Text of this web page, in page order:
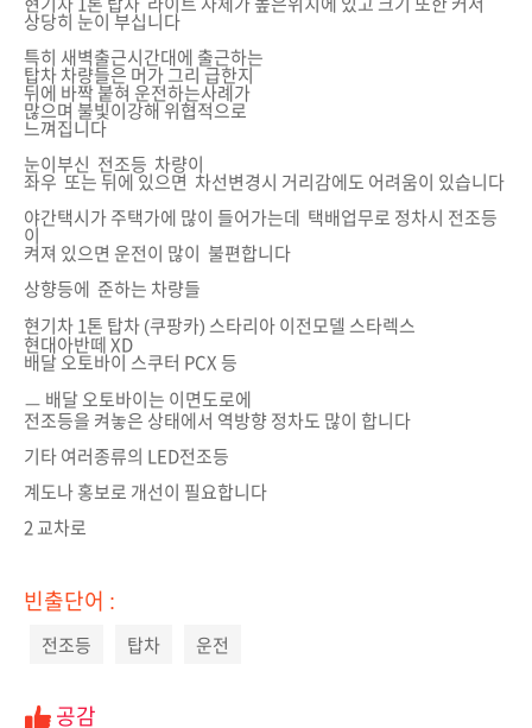
현기차 1톤 탑차 라이트 자체가 높은위치에 있고 크기 또한 커서
상당히 눈이 부십니다
특히 새벽출근시간대에 출근하는
탑차 차량들은 머가 그리 급한지
뒤에 바짝 붙혀 운전하는사례가
많으며 불빛이강해 위협적으로
느껴집니다
눈이부신 전조등 차량이
좌우 또는 뒤에 있으면 차선변경시 거리감에도 어려움이 있습니다
야간택시가 주택가에 많이 들어가는데 택배업무로 정차시 전조등
이
켜져 있으면 운전이 많이 불편합니다
상향등에 준하는 차량들
현기차 1톤 탑차 (쿠팡카) 스타리아 이전모델 스타렉스
현대아반떼 XD
배달 오토바이 스쿠터 PCX 등
ㅡ 배달 오토바이는 이면도로에
전조등을 켜놓은 상태에서 역방향 정차도 많이 합니다
기타 여러종류의 LED전조등
계도나 홍보로 개선이 필요합니다
2 교차로
빈출단어 :
전조등 탑차 운전
공감